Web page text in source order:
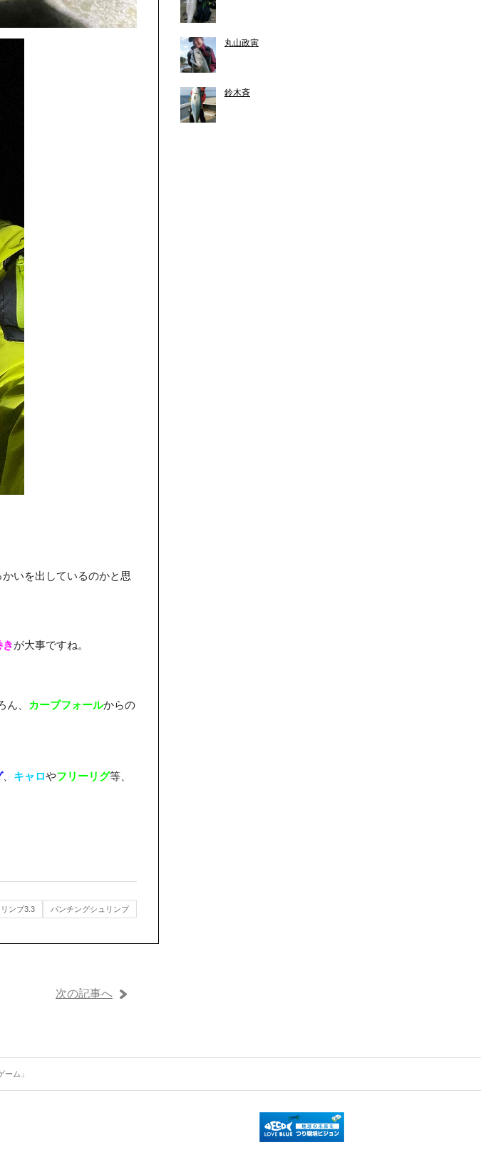
いを出しているのかと思
きが大事ですね。
ん、 カーブフォールからの
、 キャロやフリーリグ等、
ンプ3.3 パンチングシュリンプ
次の記事へ
丸山政寅
鈴木斉
ム」